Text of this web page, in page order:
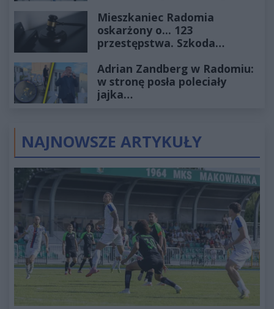
Mieszkaniec Radomia
oskarżony o... 123
przestępstwa. Szkoda
złotych
Adrian Zandberg w Radomiu:
w stronę posła poleciały
jajka…
NAJNOWSZE ARTYKUŁY